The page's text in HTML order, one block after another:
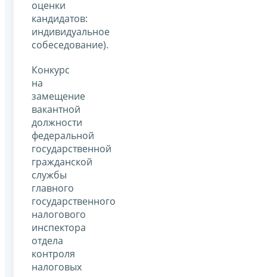
оценки
кандидатов:
индивидуальное
собеседование).
Конкурс
на
замещение
вакантной
должности
федеральной
государственной
гражданской
службы
главного
государственного
налогового
инспектора
отдела
контроля
налоговых